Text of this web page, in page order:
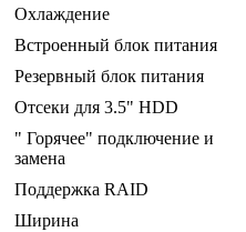
Охлаждение
Встроенный блок питания
Резервный блок питания
Отсеки для 3.5" HDD
" Горячее" подключение и
замена
Поддержка RAID
Ширина